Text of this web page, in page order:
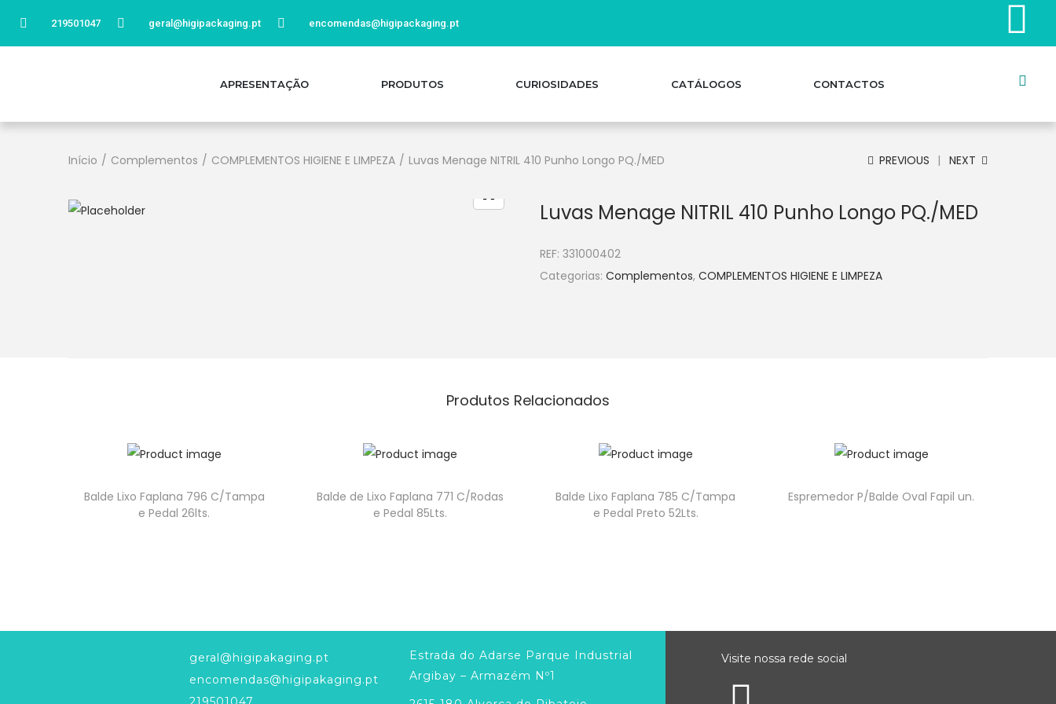
219501047 geral@higipackaging.pt encomendas@higipackaging.pt
APRESENTAÇÃO PRODUTOS CURIOSIDADES CATÁLOGOS CONTACTOS
Início / Complementos / COMPLEMENTOS HIGIENE E LIMPEZA / Luvas Menage NITRIL 410 Punho Longo PQ./MED PREVIOUS NEXT
Luvas Menage NITRIL 410 Punho Longo PQ./MED
REF: 331000402
Categorias: Complementos, COMPLEMENTOS HIGIENE E LIMPEZA
Produtos Relacionados
Balde Lixo Faplana 796 C/Tampa
e Pedal 26lts.
Balde de Lixo Faplana 771 C/Rodas
e Pedal 85Lts.
Balde Lixo Faplana 785 C/Tampa
e Pedal Preto 52Lts.
Espremedor P/Balde Oval Fapil un.
geral@higipakaging.pt
encomendas@higipakaging.pt
Estrada do Adarse Parque Industrial
Argibay – Armazém Nº1
Visite nossa rede social